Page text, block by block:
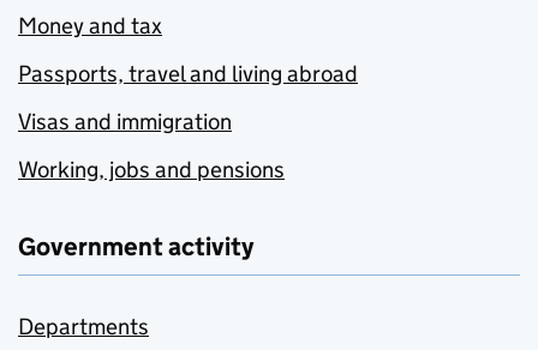
Money and tax
Passports, travel and living abroad
Visas and immigration
Working, jobs and pensions
Government activity
Departments